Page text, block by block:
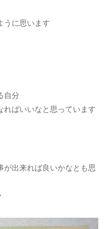
うに思います
自分
ればいいなと思っています
が出来れば良いかなとも思